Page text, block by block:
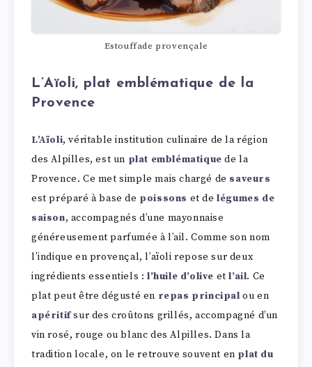
Estouffade provençale
L’Aïoli, plat emblématique de la
Provence
L’Aïoli, véritable institution culinaire de la région
des Alpilles, est un plat emblématique de la
Provence. Ce met simple mais chargé de saveurs
est préparé à base de poissons et delégumes de
saison, accompagnés d’une mayonnaise
généreusement parfumée à l’ail. Comme son nom
l’indique en provençal, l’aïoli repose sur deux
ingrédients essentiels :l’huile d’olive etl’ail. Ce
plat peut être dégusté en repas principal ou en
apéritifsur des croûtons grillés, accompagné d’un
vin rosé, rouge ou blanc des Alpilles. Dans la
tradition locale, on le retrouve souvent en plat du